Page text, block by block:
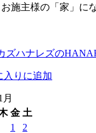
施主様の「家」に
ズハナレズの
入りに追加
月
金 土
1
2